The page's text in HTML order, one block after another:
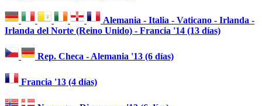
Alemania - Italia - Vaticano - Irlanda -
Irlanda del Norte (Reino Unido) - Francia '14 (13 días)
Rep. Checa - Alemania '13 (6 días)
Francia '13 (4 días)